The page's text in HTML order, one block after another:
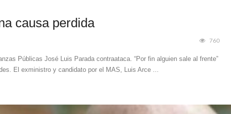
causa perdida
760
Públicas José Luis Parada contraataca. “Por fin alguien sale al frente”
El exministro y candidato por el MAS, Luis Arce ...